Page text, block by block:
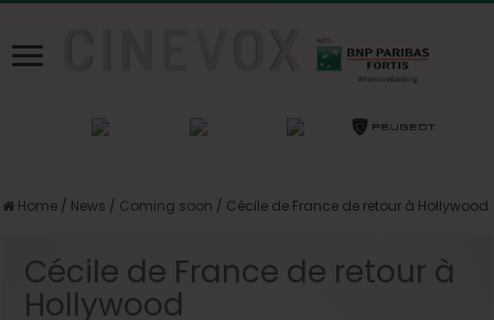
Home / News / Coming soon / Cécile de France de retour à Hollywood
Cécile de France de retour à
Hollywood